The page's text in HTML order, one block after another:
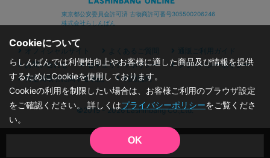
品切状態
東京都公安委員会許可済 古物商許可番号305500206246
株式会社らしんばん
オフィシャルサイト よくあるご質問
通販ご利用ガイド
お問い合わせ
セキュリティポリシー
プライバシーポリシー
特定商取引に関する表記
利用規約
©2019 - 2026 Lashinbang Co.,Ltd.
Cookieについて
らしんばんでは利便性向上やお客様に適した商品及び情報を提供
するためにCookieを使用しております。
Cookieの利用を制限したい場合は、お客様ご利用のブラウザ設定
をご確認ください。 詳しくはプライバシーポリシーをご覧くださ
い。
OK